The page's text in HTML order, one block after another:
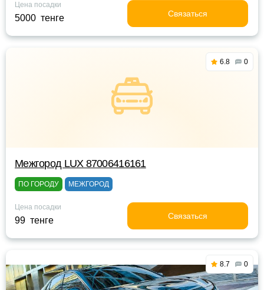
Цена посадки
5000 тенге Связаться
6.8 0
Межгород LUX 87006416161
ПО ГОРОДУ МЕЖГОРОД
Цена посадки
99 тенге Связаться
8.7 0